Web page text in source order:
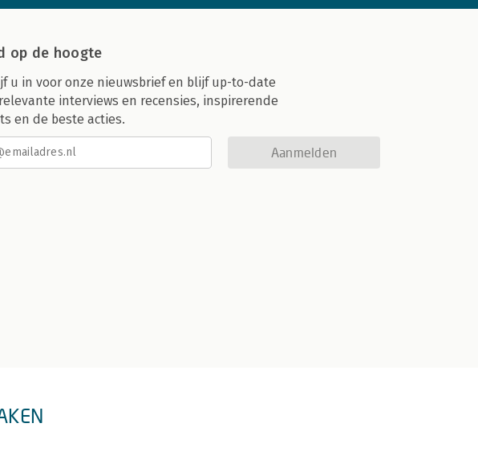
op de hoogte
u in voor onze nieuwsbrief en blijf up-to-date
interviews en recensies, inspirerende
en de beste acties.
Aanmelden